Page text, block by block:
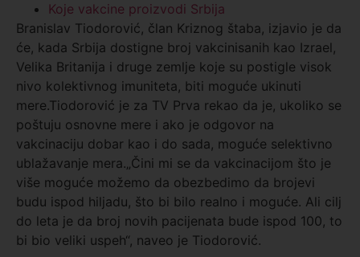
Koje vakcine proizvodi Srbija
Branislav Tiodorović, član Kriznog štaba, izjavio je da
će, kada Srbija dostigne broj vakcinisanih kao Izrael,
Velika Britanija i druge zemlje koje su postigle visok
nivo kolektivnog imuniteta, biti moguće ukinuti
mere.Tiodorović je za TV Prva rekao da je, ukoliko se
poštuju osnovne mere i ako je odgovor na
vakcinaciju dobar kao i do sada, moguće selektivno
ublažavanje mera.„Čini mi se da vakcinacijom što je
više moguće možemo da obezbedimo da brojevi
budu ispod hiljadu, što bi bilo realno i moguće. Ali cilj
do leta je da broj novih pacijenata bude ispod 100, to
bi bio veliki uspeh“, naveo je Tiodorović.